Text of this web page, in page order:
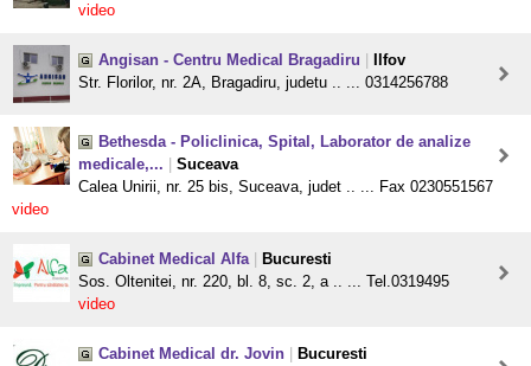
video
Angisan - Centru Medical Bragadiru
Ilfov
Str. Florilor, nr. 2A, Bragadiru, judetu .. ... 0314256788
Bethesda - Policlinica, Spital, Laborator de analize
medicale,...
Suceava
Calea Unirii, nr. 25 bis, Suceava, judet .. ... Fax 0230551567
video
Cabinet Medical Alfa
Bucuresti
Sos. Oltenitei, nr. 220, bl. 8, sc. 2, a .. ... Tel.0319495
video
Cabinet Medical dr. Jovin
Bucuresti